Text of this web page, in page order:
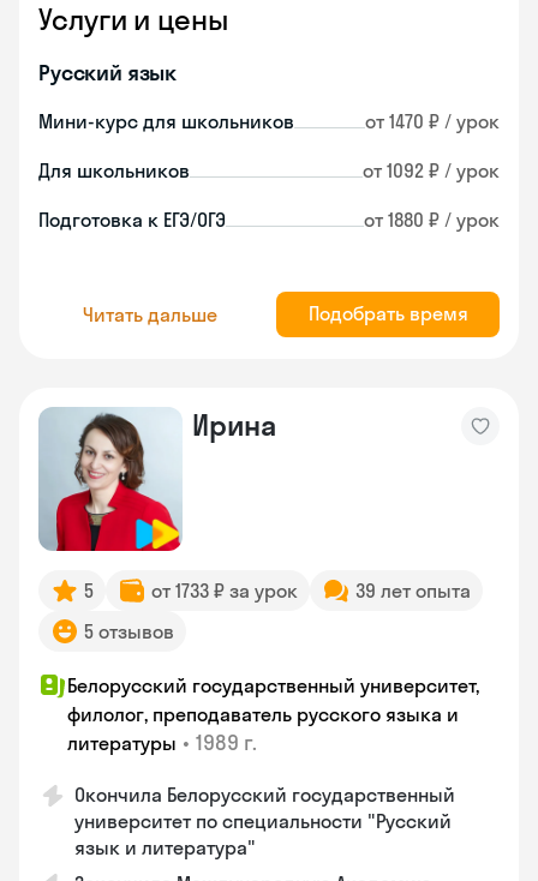
Услуги и цены
Русский язык
Мини-курс для школьников от 1470 ₽ / урок
Для школьников от 1092 ₽ / урок
Подготовка к ЕГЭ/ОГЭ от 1880 ₽ / урок
Читать дальше Подобрать время
Ирина
5 от 1733 ₽ за урок
39 лет опыта
5 отзывов
Белорусский государственный университет,
филолог, преподаватель русского языка и
литературы • 1989 г.
Окончила Белорусский государственный
университет по специальности "Русский
язык и литература"